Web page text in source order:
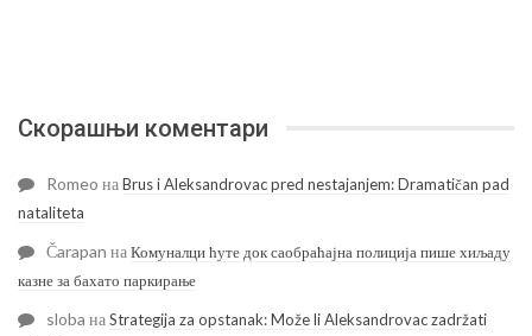
Скорашњи коментари
Romeo наBrus i Aleksandrovac pred nestajanjem: Dramatičan pad
nataliteta
Čarapan наКомуналци ћуте док саобраћајна полиција пише хиљаду
казне за бахато паркирање
sloba наStrategija za opstanak: Može li Aleksandrovac zadržati